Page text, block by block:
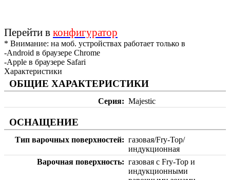
Перейти в конфигуратор
* Внимание: на моб. устройствах работает только в
-Android в браузере Chrome
-Apple в браузере Safari
Характеристики
ОБЩИЕ ХАРАКТЕРИСТИКИ
Серия Majestic
ОСНАЩЕНИЕ
Тип варочных поверхностей
газовая/Fry-Top/
индукционная
Варочная поверхность
газовая с Fry-Top и
индукционными